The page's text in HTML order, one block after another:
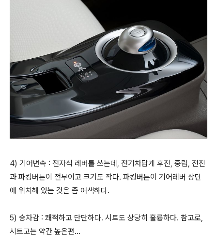
4) 기어변속 : 전자식 레버를 쓰는데, 전기차답게 후진, 중립, 전진
과 파킹버튼이 전부이고 크기도 작다. 파킹버튼이 기어레버 상단
에 위치해 있는 것은 좀 어색하다.
5) 승차감 : 쾌적하고 단단하다. 시트도 상당히 훌륭하다. 참고로,
시트고는 약간 높은편...